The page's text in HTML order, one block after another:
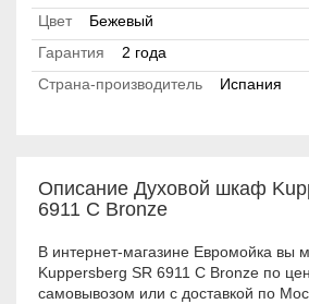
Цвет
Бежевый
Гарантия
2 года
Страна-производитель
Испания
Описание Духовой шкаф
6911 C Bronze
В интернет-магазине Евромойка вы
Kuppersberg SR 6911 C Bronze по
самовывозом или с доставкой по